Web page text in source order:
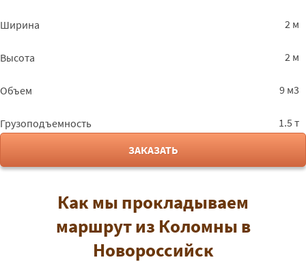
Ширина 2 м
Высота 2 м
Объем 9 м3
Грузоподъемность
1.5 т
ЗАКАЗАТЬ
Как мы прокладываем
маршрут из Коломны в
Новороссийск